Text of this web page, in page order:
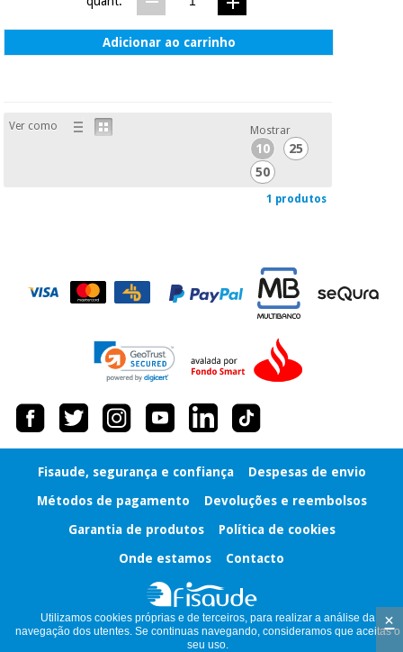
(liquidação)
Desportos
e jogos
sanitário
Instrumental
Adicionar ao carrinho
Ver como Mostrar
10
25
50
1 produtos
Fisaude, segurança e confiança
Despesas de envio
Métodos de pagamento
Devoluções e reembolsos
Garantia de produtos
Política de cookies
Onde estamos
Contacto
Utilizamos cookies próprias e de terceiros, para realizar a análise da
navegação dos utentes. Se continuas navegando, consideramos que aceitas o
seu uso.
×